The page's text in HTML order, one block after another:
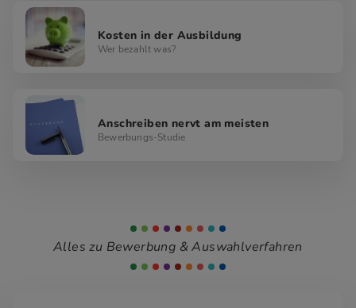
Kosten in der Ausbildung
Wer bezahlt was?
Anschreiben nervt am meisten
Bewerbungs-Studie
Alles zu Bewerbung & Auswahlverfahren